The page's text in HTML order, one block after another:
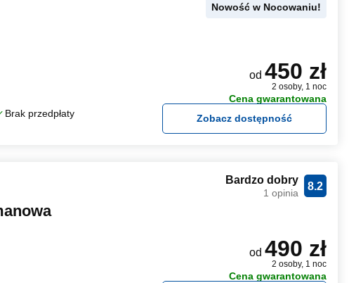
Brak przedpłaty
Nowość w Nocowaniu!
od 450 zł
2 osoby, 1 noc
Cena gwarantowana
Zobacz dostępność
8.2
Bardzo dobry
1 opinia
od 490 zł
2 osoby, 1 noc
Cena gwarantowana